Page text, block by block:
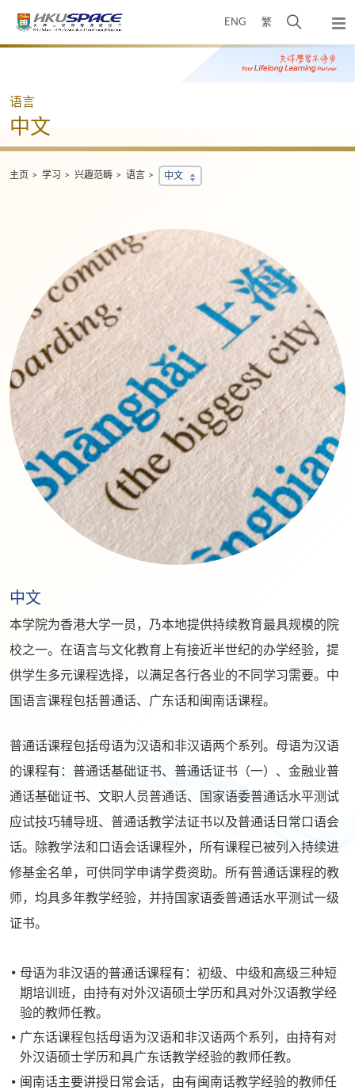
ENG 繁
开
搜
寻
弹
出
主
Main
语言
中文
主页 学习 兴趣范畴 语言 中文
中文
本学院为香港大学一员，乃本地提供持续教育最具规模的院
校之一。在语言与文化教育上有接近半世纪的办学经验，提
供学生多元课程选择，以满足各行各业的不同学习需要。中
国语言课程包括普通话、广东话和闽南话课程。
普通话课程包括母语为汉语和非汉语两个系列。母语为汉语
的课程有：普通话基础证书、普通话证书（一）、金融业普
通话基础证书、文职人员普通话、国家语委普通话水平测试
应试技巧辅导班、普通话教学法证书以及普通话日常口语会
话。除教学法和口语会话课程外，所有课程已被列入持续进
修基金名单，可供同学申请学费资助。所有普通话课程的教
师，均具多年教学经验，并持国家语委普通话水平测试一级
证书。
母语为非汉语的普通话课程有：初级、中级和高级三种短
期培训班，由持有对外汉语硕士学历和具对外汉语教学经
验的教师任教。
广东话课程包括母语为汉语和非汉语两个系列，由持有对
外汉语硕士学历和具广东话教学经验的教师任教。
闽南话主要讲授日常会话，由有闽南话教学经验的教师任